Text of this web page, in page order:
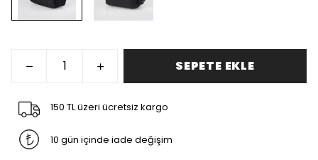
SEPETE EKLE
150 TL üzeri ücretsiz kargo
10 gün içinde iade değişim